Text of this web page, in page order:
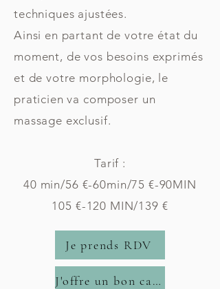
techniques ajustées.
Ainsi en partant de votre état du
moment, de vos besoins exprimés
et de votre morphologie, le
praticien va composer un
massage exclusif.
Tarif :
40 min/56 €-60min/75 €-90MIN
105 €-120 MIN/139 €
Je prends RDV
J'offre un bon cadeau